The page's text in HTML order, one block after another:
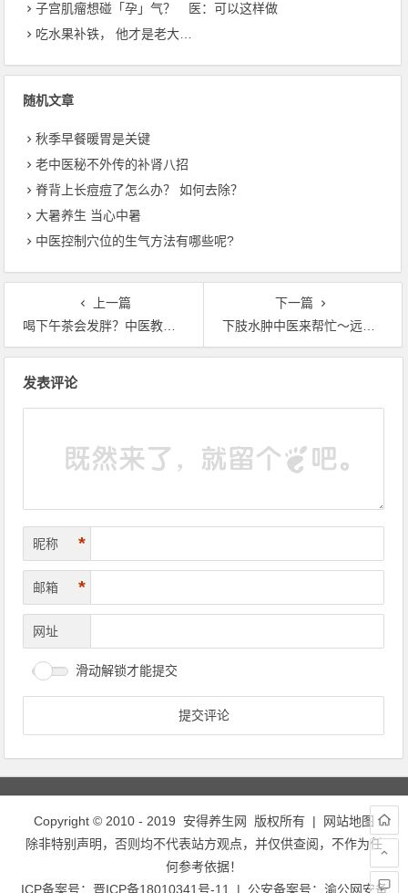
子宫肌瘤想碰「孕」气？ 医：可以这样做
吃水果补铁， 他才是老大…
随机文章
秋季早餐暖胃是关键
老中医秘不外传的补肾八招
脊背上长痘痘了怎么办？ 如何去除？
大暑养生 当心中暑
中医控制穴位的生气方法有哪些呢?
上一篇
喝下午茶会发胖？中医教你喝对茶，瘦身更简单
下一篇
下肢水肿中医来帮忙〜远离脚浮肿
发表评论
昵称 *
邮箱 *
网址
滑动解锁才能提交
Copyright © 2010 - 2019 安得养生网 版权所有 |
网站地图
除非特别声明，否则均不代表站方观点，并仅供查阅，不作为任
何参考依据！
ICP备案号： 晋ICP备18010341号-11 | 公安备案号： 渝公网安备